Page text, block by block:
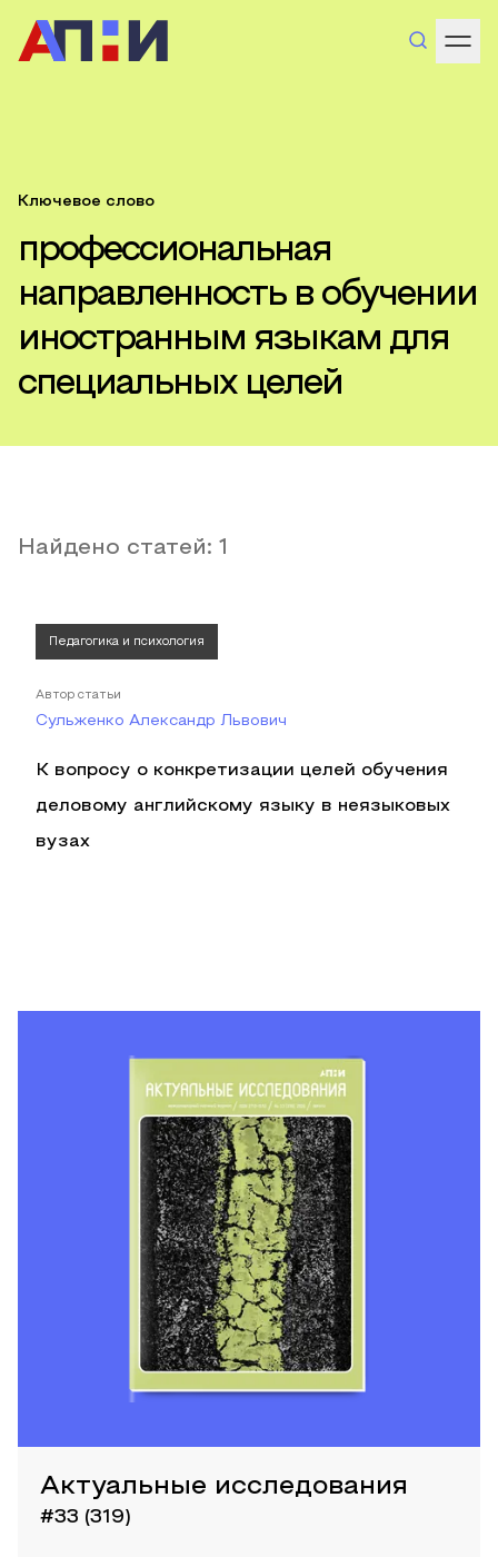
Ключевое слово
профессиональная
направленность в обучении
иностранным языкам для
специальных целей
Найдено статей: 1
Педагогика и психология
Автор статьи
Сульженко Александр Львович
К вопросу о конкретизации целей обучения
деловому английскому языку в неязыковых
вузах
Актуальные исследования
#33 (319)